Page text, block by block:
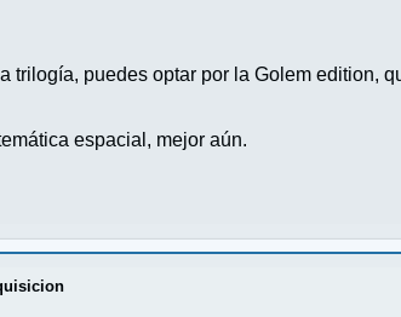
puedes optar por la Golem edition,
espacial, mejor aún.